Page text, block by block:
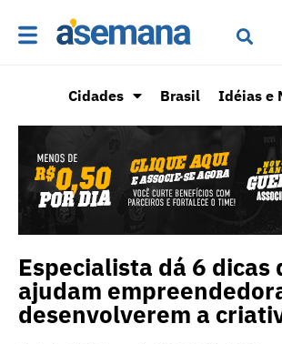
Cidades Brasil Idéias e
Especialista dá 6 dicas
ajudam
desenvolverem a